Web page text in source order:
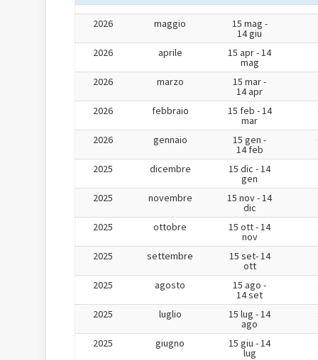
2026 maggio 15 mag -
14 giu
2026 aprile 15 apr - 14
mag
2026 marzo 15 mar -
14 apr
2026 febbraio 15 feb - 14
mar
2026 gennaio 15 gen -
14 feb
2025 dicembre 15 dic - 14
gen
2025 novembre 15 nov - 14
dic
2025 ottobre 15 ott - 14
nov
2025 settembre 15 set- 14
ott
2025 agosto 15 ago -
14 set
2025 luglio 15 lug - 14
ago
2025 giugno 15 giu - 14
lug